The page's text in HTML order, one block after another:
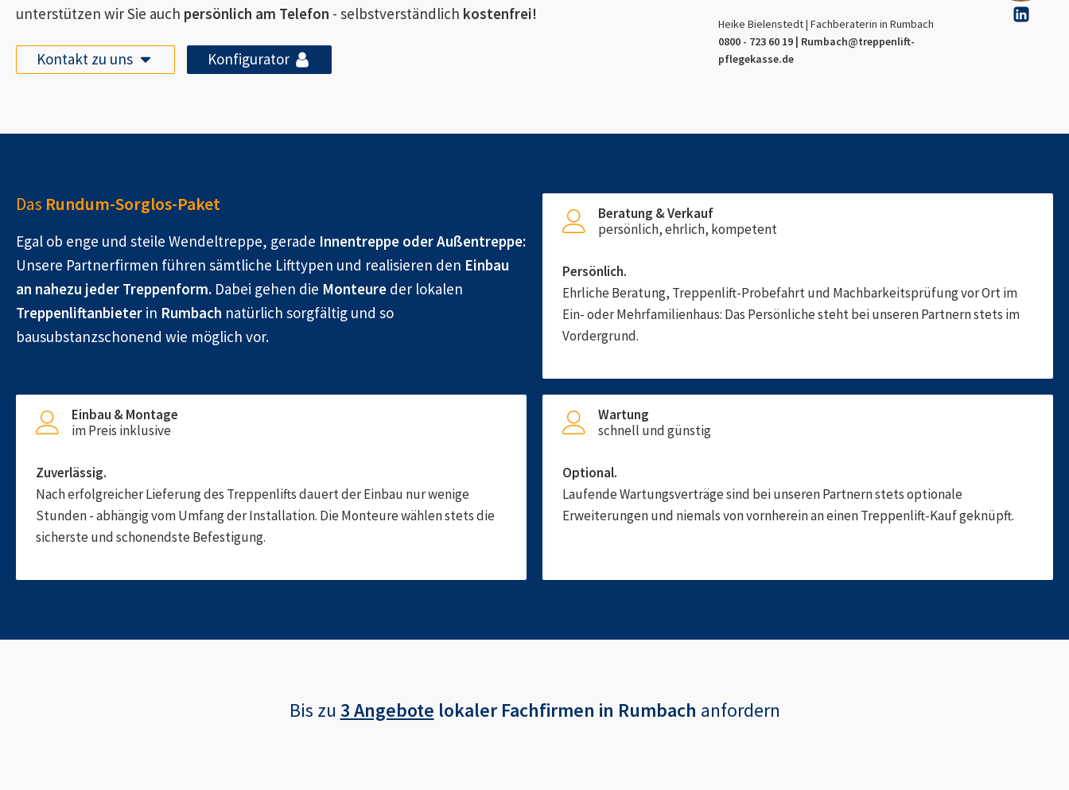
unterstützen wir Sie auch persönlich am Telefon - selbstverständlich kostenfrei!
Kontakt zu uns Konfigurator
Heike Bielenstedt | Fachberaterin in Rumbach
0800 - 723 60 19 | Rumbach@treppenlift-
pflegekasse.de
Das Rundum-Sorglos-Paket
Egal ob enge und steile Wendeltreppe, gerade Innentreppe oder Außentreppe:
Unsere Partnerfirmen führen sämtliche Lifttypen und realisieren den Einbau
an nahezu jeder Treppenform. Dabei gehen die Monteure der lokalen
Treppenliftanbieter in Rumbach natürlich sorgfältig und so
bausubstanzschonend wie möglich vor.
Beratung & Verkauf
persönlich, ehrlich, kompetent
Persönlich.
Ehrliche Beratung, Treppenlift-Probefahrt und Machbarkeitsprüfung vor Ort im
Ein- oder Mehrfamilienhaus: Das Persönliche steht bei unseren Partnern stets im
Vordergrund.
Einbau & Montage
im Preis inklusive
Zuverlässig.
Nach erfolgreicher Lieferung des Treppenlifts dauert der Einbau nur wenige
Stunden - abhängig vom Umfang der Installation. Die Monteure wählen stets die
sicherste und schonendste Befestigung.
Wartung
schnell und günstig
Optional.
Laufende Wartungsverträge sind bei unseren Partnern stets optionale
Erweiterungen und niemals von vornherein an einen Treppenlift-Kauf geknüpft.
Bis zu 3 Angebote lokaler Fachfirmen in Rumbach anfordern